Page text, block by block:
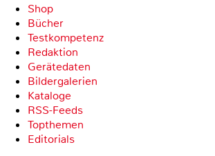
Shop
Bücher
Testkompetenz
Redaktion
Gerätedaten
Bildergalerien
Kataloge
RSS-Feeds
Topthemen
Editorials